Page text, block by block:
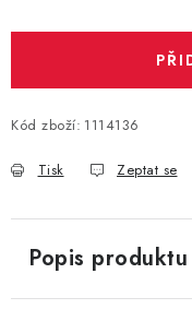
ORGANZY,
Podmínky ochrany
Kód zboží: 1114136
Tisk Zeptat se
Popis produktu